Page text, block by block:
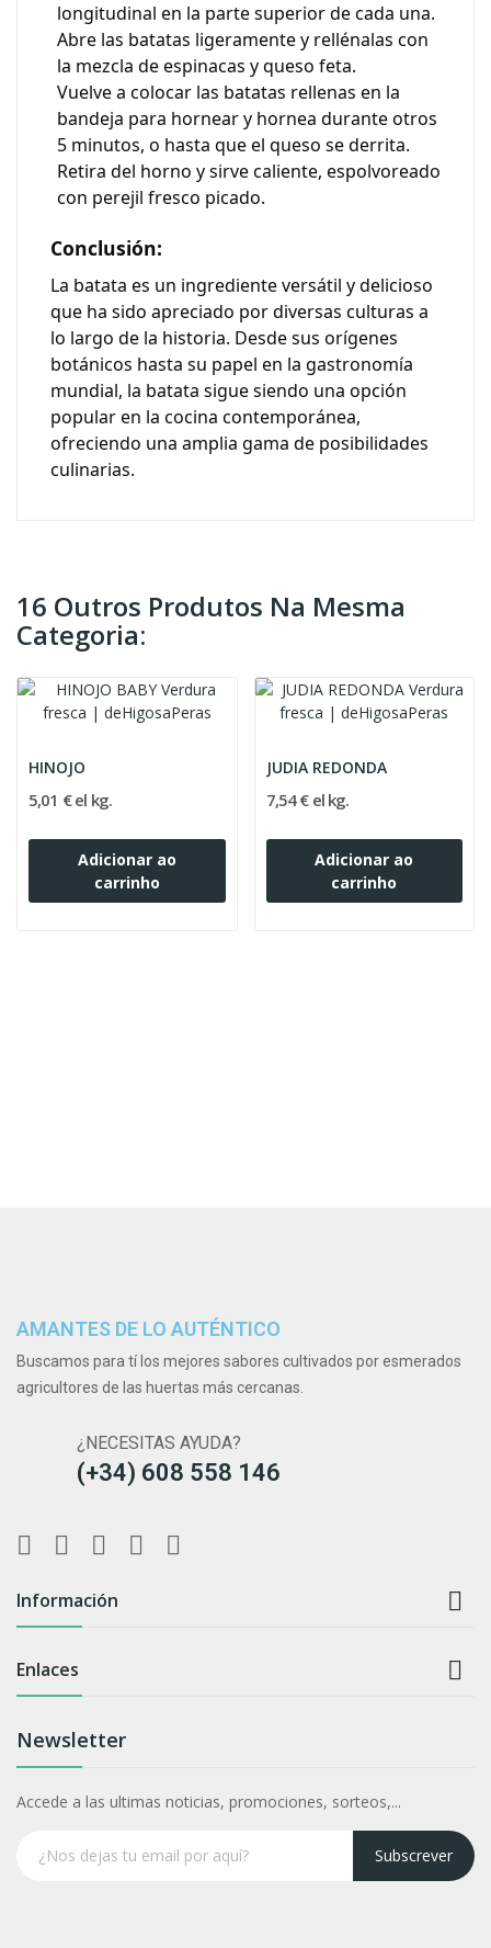
longitudinal en la parte superior de cada una.
Abre las batatas ligeramente y rellénalas con
la mezcla de espinacas y queso feta.
Vuelve a colocar las batatas rellenas en la
bandeja para hornear y hornea durante otros
5 minutos, o hasta que el queso se derrita.
Retira del horno y sirve caliente, espolvoreado
con perejil fresco picado.
Conclusión:
La batata es un ingrediente versátil y delicioso
que ha sido apreciado por diversas culturas a
lo largo de la historia. Desde sus orígenes
botánicos hasta su papel en la gastronomía
mundial, la batata sigue siendo una opción
popular en la cocina contemporánea,
ofreciendo una amplia gama de posibilidades
culinarias.
16 Outros Produtos Na Mesma
Categoria:
HINOJO
5,01 € el kg.
Adicionar ao
carrinho
JUDIA REDONDA
7,54 € el kg.
Adicionar ao
carrinho
AMANTES DE LO AUTÉNTICO
Buscamos para tí los mejores sabores cultivados por esmerados
agricultores de las huertas más cercanas.
¿NECESITAS AYUDA?
(+34) 608 558 146
Información 
Enlaces 
Newsletter
Accede a las ultimas noticias, promociones, sorteos,...
Subscrever